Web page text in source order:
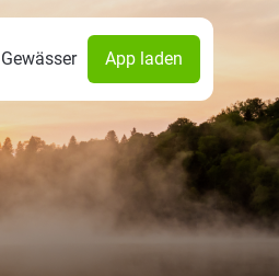
Gewässer App laden